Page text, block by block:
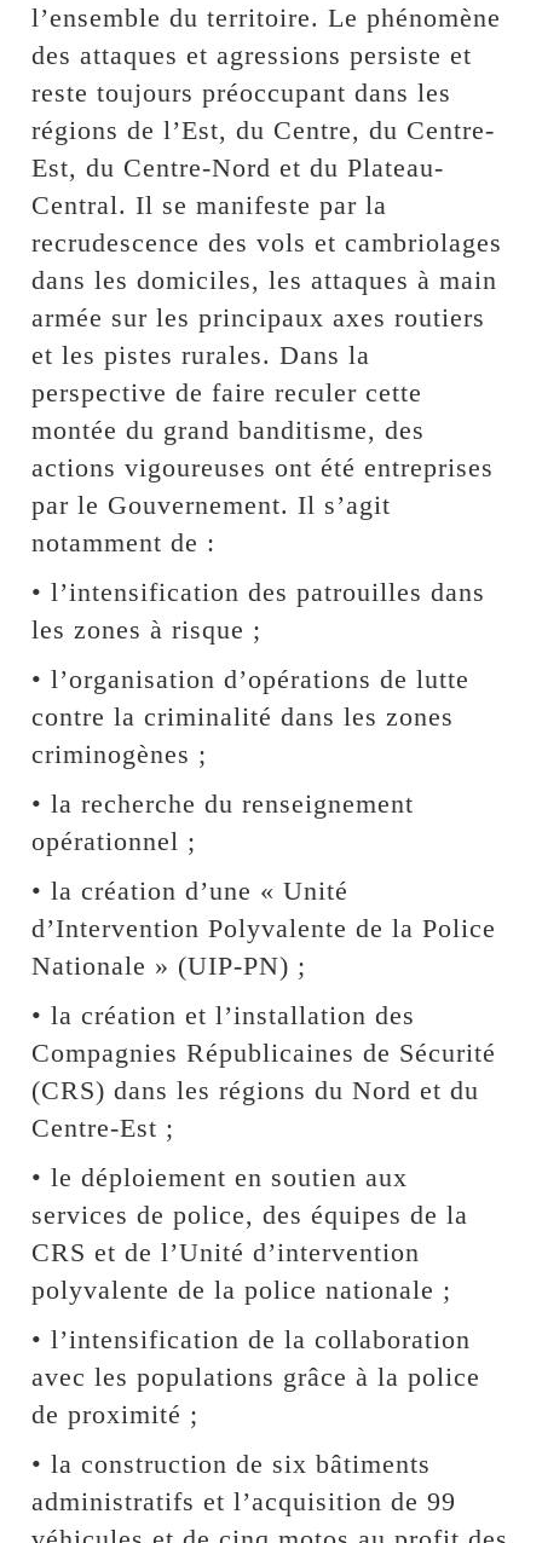
l’ensemble du territoire. Le phénomène
des attaques et agressions persiste et
reste toujours préoccupant dans les
régions de l’Est, du Centre, du Centre-
Est, du Centre-Nord et du Plateau-
Central. Il se manifeste par la
recrudescence des vols et cambriolages
dans les domiciles, les attaques à main
armée sur les principaux axes routiers
et les pistes rurales. Dans la
perspective de faire reculer cette
montée du grand banditisme, des
actions vigoureuses ont été entreprises
par le Gouvernement. Il s’agit
notamment de :
• l’intensification des patrouilles dans
les zones à risque ;
• l’organisation d’opérations de lutte
contre la criminalité dans les zones
criminogènes ;
• la recherche du renseignement
opérationnel ;
• la création d’une « Unité
d’Intervention Polyvalente de la Police
Nationale » (UIP-PN) ;
• la création et l’installation des
Compagnies Républicaines de Sécurité
(CRS) dans les régions du Nord et du
Centre-Est ;
• le déploiement en soutien aux
services de police, des équipes de la
CRS et de l’Unité d’intervention
polyvalente de la police nationale ;
• l’intensification de la collaboration
avec les populations grâce à la police
de proximité ;
• la construction de six bâtiments
administratifs et l’acquisition de 99